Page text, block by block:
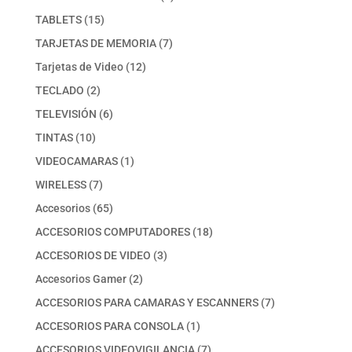
TABLETS 1515
productos
TARJETAS DE MEMORIA 77
Tarjetas de Video 1212
TECLADO 22
productos
TELEVISIÓN 66
TINTAS 1010
productos
VIDEOCAMARAS 11
WIRELESS 77
productos
Accesorios 6565
productos
ACCESORIOS COMPUTADORES 1818
ACCESORIOS DE VIDEO 33
Accesorios Gamer 22
productos
ACCESORIOS PARA CAMARAS Y ESCANNERS 77
ACCESORIOS PARA CONSOLA 11
producto
7